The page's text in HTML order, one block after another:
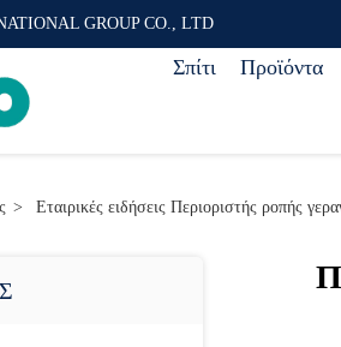
GROUP CO., LTD
Σπίτι Προϊόντα
> Εταιρικές ειδήσεις Περιοριστής ροπής